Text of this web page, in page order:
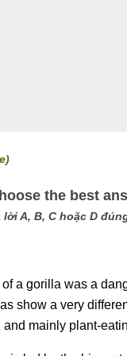
the best
A, B, C hoặc D
a gorilla was a
show a very
mainly plant-